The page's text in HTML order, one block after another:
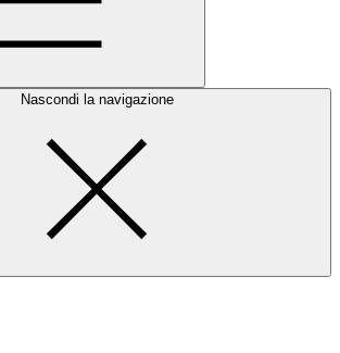
Nascondi la navigazione